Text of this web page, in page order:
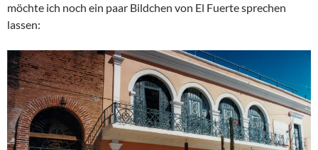
möchte ich noch ein paar Bildchen von El Fuerte sprechen
lassen: